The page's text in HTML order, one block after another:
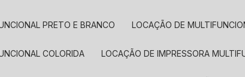
PRETO E BRANCO LOCAÇÃO DE
COLORIDA LOCAÇÃO DE IMPRESSORA